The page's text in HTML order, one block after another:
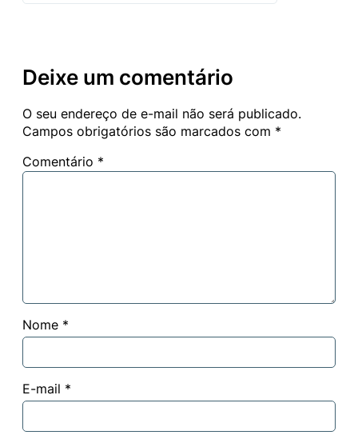
Deixe um comentário
O seu endereço de e-mail não será publicado.
Campos obrigatórios são marcados com *
Comentário *
Nome *
E-mail *